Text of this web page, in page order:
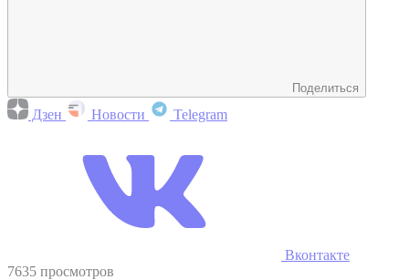
Поделиться
Дзен Новости Telegram
Вконтакте
7635 просмотров